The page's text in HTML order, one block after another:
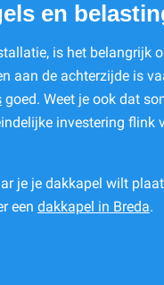
en
is het belangrijk
aan de achterzijde is
goed. Weet je ook dat
investering flink
je je dakkapel wilt
een dakkapel in Breda.